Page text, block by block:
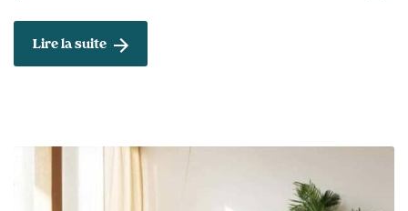
Lire la suite